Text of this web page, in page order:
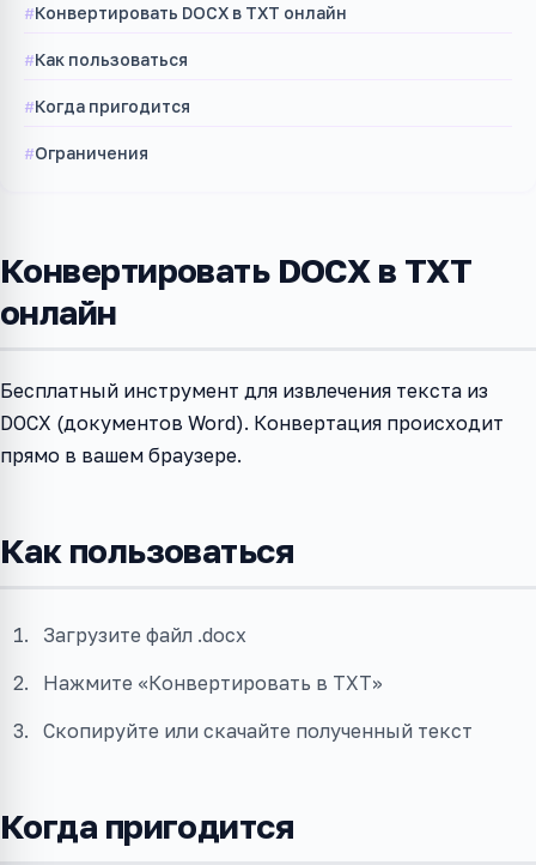
Конвертировать DOCX в TXT онлайн
Как пользоваться
Когда пригодится
Ограничения
Конвертировать DOCX в TXT
онлайн
Бесплатный инструмент для извлечения текста из
DOCX (документов Word). Конвертация происходит
прямо в вашем браузере.
Как пользоваться
Загрузите файл .docx
Нажмите «Конвертировать в TXT»
Скопируйте или скачайте полученный текст
Когда пригодится